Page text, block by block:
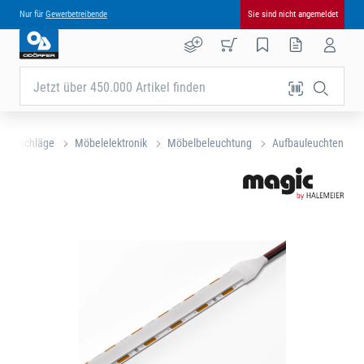
Nur für Gewerbetreibende Sie sind nicht angemeldet
Jetzt über 450.000 Artikel finden
Möbelelektronik Möbelbeleuchtung Aufbauleuchten